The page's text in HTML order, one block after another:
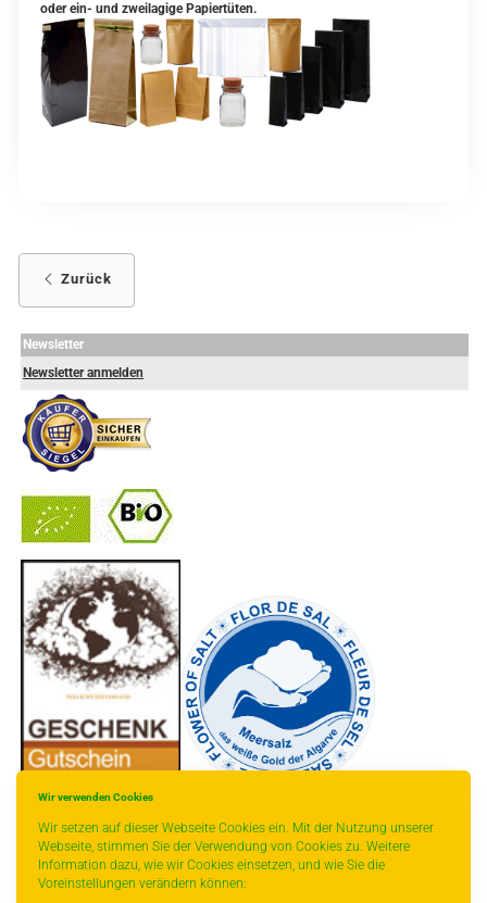
Wir verwenden Cookies
Wir setzen auf dieser Webseite Cookies ein. Mit der Nutzung unserer
Webseite, stimmen Sie der Verwendung von Cookies zu. Weitere
Information dazu, wie wir Cookies einsetzen, und wie Sie die
Voreinstellungen verändern können:
oder ein- und zweilagige Papiertüten.
Zurück
Newsletter
Newsletter anmelden